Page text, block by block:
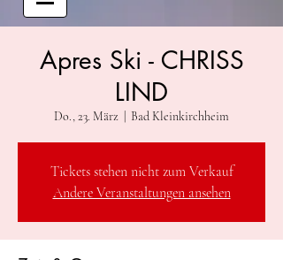
Apres Ski - CHRISS
LIND
Do., 23. März Bad Kleinkirchheim
Tickets stehen nicht zum Verkauf
Andere Veranstaltungen ansehen